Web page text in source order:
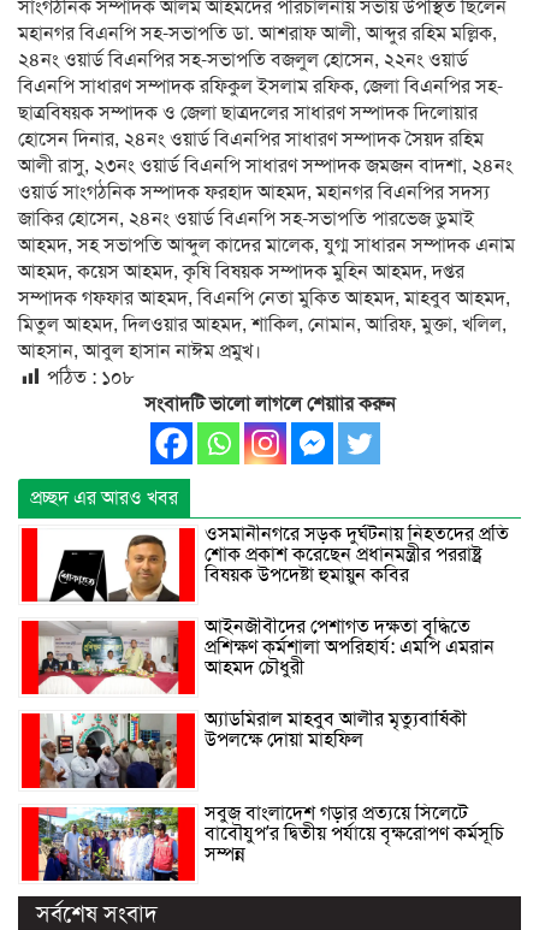
সাংগঠনিক সম্পাদক আলম আহমদের পরিচালনায় সভায় উপস্থিত ছিলেন
মহানগর বিএনপি সহ-সভাপতি ডা. আশরাফ আলী, আব্দুর রহিম মল্লিক,
২৪নং ওয়ার্ড বিএনপির সহ-সভাপতি বজলুল হোসেন, ২২নং ওয়ার্ড
বিএনপি সাধারণ সম্পাদক রফিকুল ইসলাম রফিক, জেলা বিএনপির সহ-
ছাত্রবিষয়ক সম্পাদক ও জেলা ছাত্রদলের সাধারণ সম্পাদক দিলোয়ার
হোসেন দিনার, ২৪নং ওয়ার্ড বিএনপির সাধারণ সম্পাদক সৈয়দ রহিম
আলী রাসু, ২৩নং ওয়ার্ড বিএনপি সাধারণ সম্পাদক জমজন বাদশা, ২৪নং
ওয়ার্ড সাংগঠনিক সম্পাদক ফরহাদ আহমদ, মহানগর বিএনপির সদস্য
জাকির হোসেন, ২৪নং ওয়ার্ড বিএনপি সহ-সভাপতি পারভেজ ডুমাই
আহমদ, সহ সভাপতি আব্দুল কাদের মালেক, যুগ্ম সাধারন সম্পাদক এনাম
আহমদ, কয়েস আহমদ, কৃষি বিষয়ক সম্পাদক মুহিন আহমদ, দপ্তর
সম্পাদক গফ্ফার আহমদ, বিএনপি নেতা মুকিত আহমদ, মাহবুব আহমদ,
মিতুল আহমদ, দিলওয়ার আহমদ, শাকিল, নোমান, আরিফ, মুক্তা, খলিল,
আহসান, আবুল হাসান নাঈম প্রমুখ।
পঠিত : ১০৮
সংবাদটি ভালো লাগলে শেয়াার করুন
প্রচ্ছদ এর আরও খবর
ওসমানীনগরে সড়ক দুর্ঘটনায় নিহতদের প্রতি
শোক প্রকাশ করেছেন প্রধানমন্ত্রীর পররাষ্ট্র
বিষয়ক উপদেষ্টা হুমায়ুন কবির
আইনজীবীদের পেশাগত দক্ষতা বৃদ্ধিতে
প্রশিক্ষণ কর্মশালা অপরিহার্য: এমপি এমরান
আহমদ চৌধুরী
অ্যাডমিরাল মাহবুব আলীর মৃত্যুবার্ষিকী
উপলক্ষে দোয়া মাহফিল
সবুজ বাংলাদেশ গড়ার প্রত্যয়ে সিলেটে
বাবৌযুপ’র দ্বিতীয় পর্যায়ে বৃক্ষরোপণ কর্মসূচি
সম্পন্ন
সর্বশেষ সংবাদ